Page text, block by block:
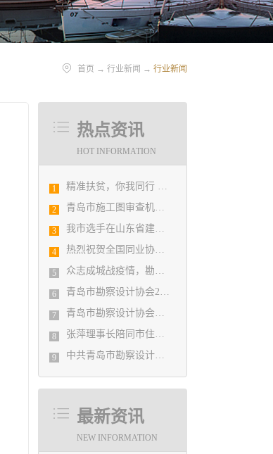
首页 → 行业新闻 → 行业新闻
热点资讯
HOT INFORMATION
1 精准扶贫，你我同行 ——协会荣获全市2018年度脱贫攻坚和扶贫协作先进集体
2 青岛市施工图审查机构第八次联席会议成功举办
3 我市选手在山东省建筑设计BIM技术应用技能竞赛取得佳绩
4 热烈祝贺全国同业协会共庆新中国成立七十周年大会在广州成功举办 我市工程勘察设计行业获得多项荣誉称号
5 众志成城战疫情，勘察设计行业在行动
6 青岛市勘察设计协会2020年度第一次理事会顺利召开
7 青岛市勘察设计协会陪同市住房和城乡建设局刘波副局长走访调研会员单位
8 张萍理事长陪同市住房和城乡建设局赴陇南开展东西部扶贫协作工作
9 中共青岛市勘察设计协会党支部日前召开民主生活会
最新资讯
NEW INFORMATION